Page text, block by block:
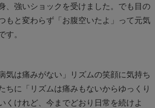
、強いショックを受けました。でも目の
もと変わらず「お腹空いたよ」って元気
す。
気は痛みがない」リズムの笑顔に気持ち
ちに「リズムは痛みもないからゆっくり
くけれど、今までどおり日常を続けよ